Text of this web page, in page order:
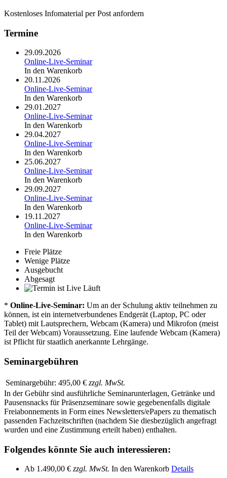
Kostenloses Infomaterial per Post anfordern
Termine
29.09.2026
Online-Live-Seminar
In den Warenkorb
20.11.2026
Online-Live-Seminar
In den Warenkorb
29.01.2027
Online-Live-Seminar
In den Warenkorb
29.04.2027
Online-Live-Seminar
In den Warenkorb
25.06.2027
Online-Live-Seminar
In den Warenkorb
29.09.2027
Online-Live-Seminar
In den Warenkorb
19.11.2027
Online-Live-Seminar
In den Warenkorb
Freie Plätze
Wenige Plätze
Ausgebucht
Abgesagt
Läuft
* Online-Live-Seminar: Um an der Schulung aktiv teilnehmen zu
können, ist ein internetverbundenes Endgerät (Laptop, PC oder
Tablet) mit Lautsprechern, Webcam (Kamera) und Mikrofon (meist
Teil der Webcam) Voraussetzung. Eine laufende Webcam (Kamera)
ist Pflicht für staatlich anerkannte Lehrgänge.
Seminargebühren
Seminargebühr: 495,00 € zzgl. MwSt.
In der Gebühr sind ausführliche Seminarunterlagen, Getränke und
Pausensnacks für Präsenzseminare sowie gegebenenfalls digitale
Freiabonnements in Form eines Newsletters/ePapers zu thematisch
passenden Fachzeitschriften (nachdem Sie diesbezüglich angefragt
wurden und eine Zustimmung erteilt haben) enthalten.
Folgendes könnte Sie auch interessieren:
Ab 1.490,00 € zzgl. MwSt. In den Warenkorb Details